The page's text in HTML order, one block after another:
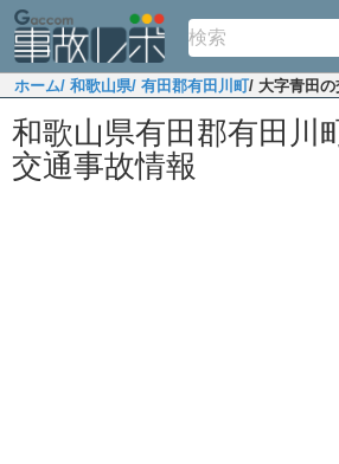
ホーム/ 和歌山県/ 有田郡有田川町/ 大字青田の
和歌山県有田郡有田川
交通事故情報